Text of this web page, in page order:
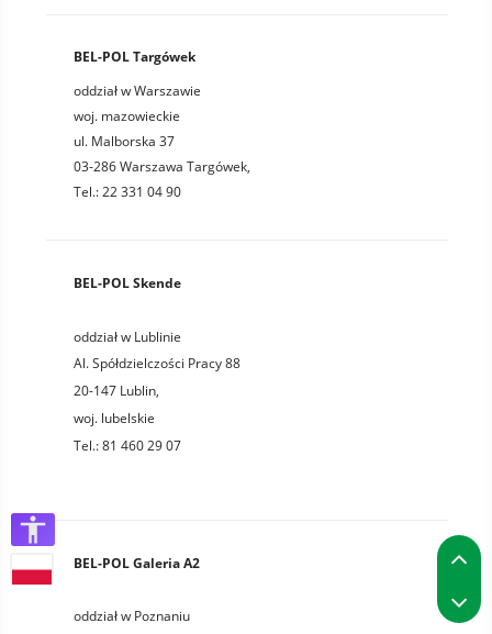
BEL-POL Targówek
oddział w Warszawie
woj. mazowieckie
ul. Malborska 37
03-286 Warszawa Targówek,
Tel.: 22 331 04 90
BEL-POL Skende
oddział w Lublinie
Al. Spółdzielczości Pracy 88
20-147 Lublin,
woj. lubelskie
Tel.:81 460 29 07
BEL-POL Galeria A2
oddział w Poznaniu